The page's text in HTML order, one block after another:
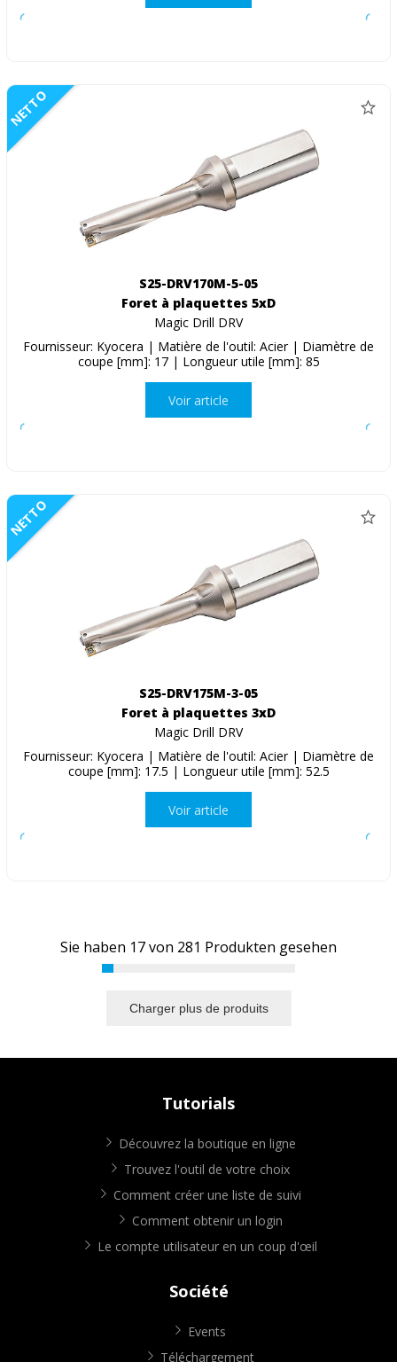
NETTO
S25-DRV170M-5-05
Foret à plaquettes 5xD
Magic Drill DRV
Fournisseur: Kyocera | Matière de l'outil: Acier | Diamètre de
coupe [mm]: 17 | Longueur utile [mm]: 85
Voir article
NETTO
S25-DRV175M-3-05
Foret à plaquettes 3xD
Magic Drill DRV
Fournisseur: Kyocera | Matière de l'outil: Acier | Diamètre de
coupe [mm]: 17.5 | Longueur utile [mm]: 52.5
Voir article
Sie haben 17von 281 Produkten gesehen
Charger plus de produits
Tutorials
Découvrez la boutique en ligne
Trouvez l'outil de votre choix
Comment créer une liste de suivi
Comment obtenir un login
Le compte utilisateur en un coup d'œil
Société
Events
Téléchargement